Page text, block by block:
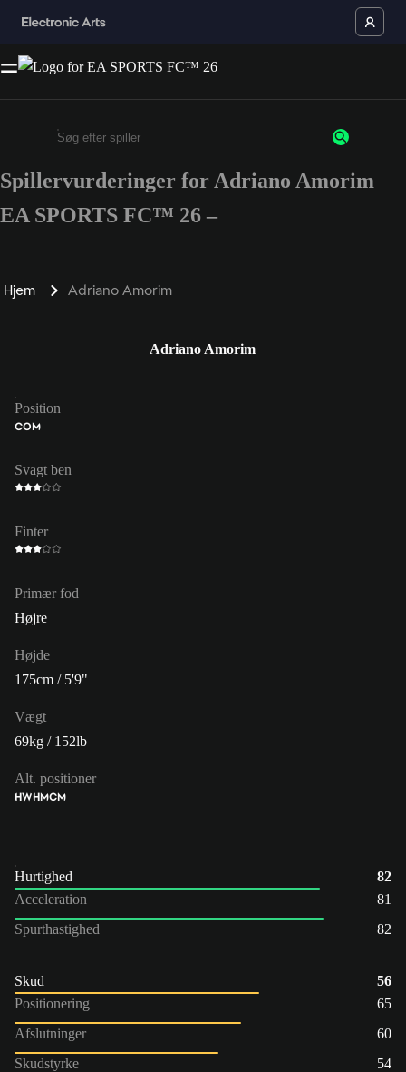
Enter a minimum of 3 characters or numbers
Spillervurderinger for Adriano Amorim
EA SPORTS FC™ 26 –
Hjem Adriano Amorim
Adriano Amorim
Position
COM
Svagt ben
Finter
Primær fod
Højre
Højde
175cm / 5'9"
Vægt
69kg / 152lb
Alt. positioner
HWHMCM
Hurtighed
82
Acceleration
81
Spurthastighed
82
Skud
56
Positionering
65
Afslutninger
60
Skudstyrke
54